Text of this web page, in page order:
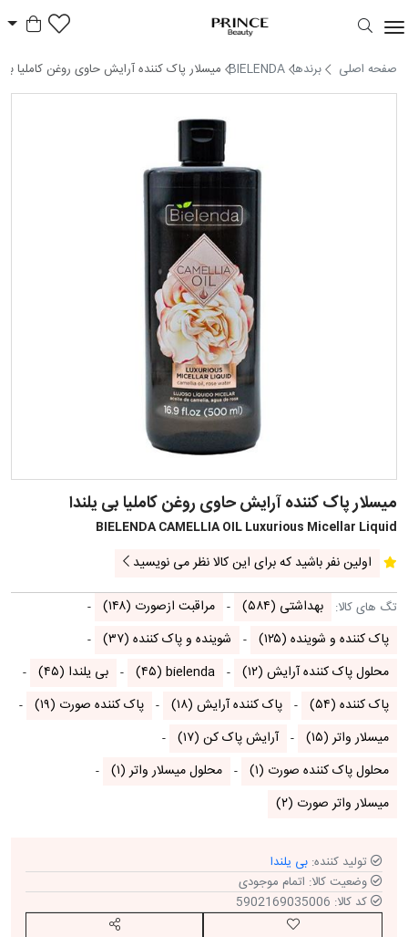
Prince Beauty سبد
صفحه اصلی برندها BIELENDA میسلار پاک کننده آرایش حاوی روغن کاملیا بی
میسلار پاک کننده آرایش حاوی روغن کاملیا بی یلندا
BIELENDA CAMELLIA OIL Luxurious Micellar Liquid
اولین نفر باشید که برای این کالا نظر می نویسید
تگ های کالا: بهداشتی (۵۸۴) مراقبت ازصورت (۱۴۸)
پاک کننده و شوینده (۱۲۵) شوینده و پاک کننده (۳۷)
محلول پاک کننده آرایش (۱۲) bielenda (۴۵) بی یلندا (۴۵)
پاک کننده (۵۴) پاک کننده آرایش (۱۸) پاک کننده صورت (۱۹)
میسلار واتر(۱۵) آرایش پاک کن (۱۷)
محلول پاک کننده صورت (۱) محلول میسلار واتر(۱)
میسلار واتر صورت (۲)
تولید کننده: بی یلندا
وضعیت کالا: اتمام موجودی
کد کالا: 5902169035006
افزودن به لیست مورد علاقه اشتراک گذاری